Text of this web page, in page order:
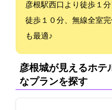
彦根駅西口より徒歩１
徒歩１０分、無線LAN全
も最適♪
彦根城が見えるホテ
なプランを探す